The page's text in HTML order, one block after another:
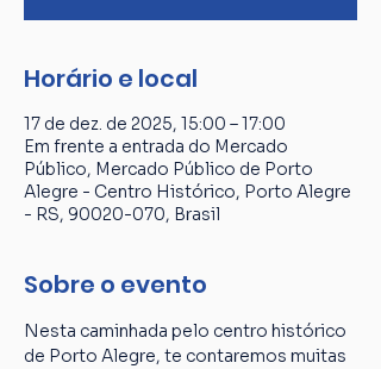
Horário e local
17 de dez. de 2025, 15:00 – 17:00
Em frente a entrada do Mercado
Público, Mercado Público de Porto
Alegre - Centro Histórico, Porto Alegre
- RS, 90020-070, Brasil
Sobre o evento
Nesta caminhada pelo centro histórico
de Porto Alegre, te contaremos muitas